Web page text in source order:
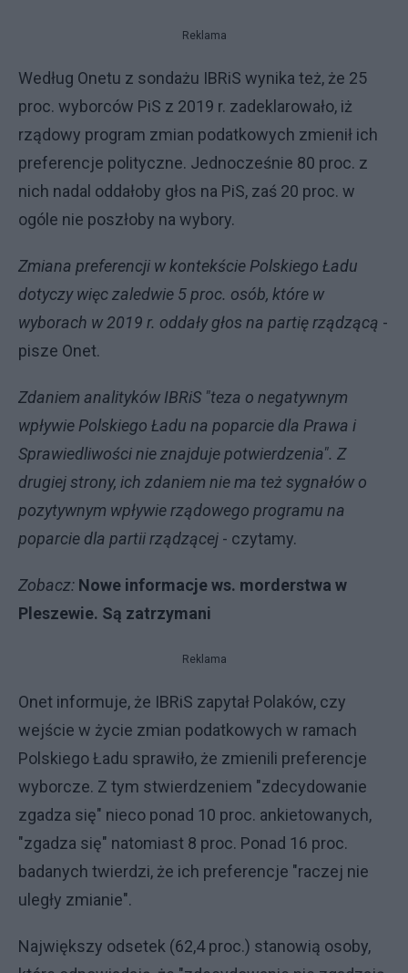
Reklama
Według Onetu z sondażu IBRiS wynika też, że 25
proc. wyborców PiS z 2019 r. zadeklarowało, iż
rządowy program zmian podatkowych zmienił ich
preferencje polityczne. Jednocześnie 80 proc. z
nich nadal oddałoby głos na PiS, zaś 20 proc. w
ogóle nie poszłoby na wybory.
Zmiana preferencji w kontekście Polskiego Ładu
dotyczy więc zaledwie 5 proc. osób, które w
wyborach w 2019 r. oddały głos na partię rządzącą -
pisze Onet.
Zdaniem analityków IBRiS "teza o negatywnym
wpływie Polskiego Ładu na poparcie dla Prawa i
Sprawiedliwości nie znajduje potwierdzenia". Z
drugiej strony, ich zdaniem nie ma też sygnałów o
pozytywnym wpływie rządowego programu na
poparcie dla partii rządzącej - czytamy.
Zobacz: Nowe informacje ws. morderstwa w
Pleszewie. Są zatrzymani
Reklama
Onet informuje, że IBRiS zapytał Polaków, czy
wejście w życie zmian podatkowych w ramach
Polskiego Ładu sprawiło, że zmienili preferencje
wyborcze. Z tym stwierdzeniem "zdecydowanie
zgadza się" nieco ponad 10 proc. ankietowanych,
"zgadza się" natomiast 8 proc. Ponad 16 proc.
badanych twierdzi, że ich preferencje "raczej nie
uległy zmianie".
Największy odsetek (62,4 proc.) stanowią osoby,